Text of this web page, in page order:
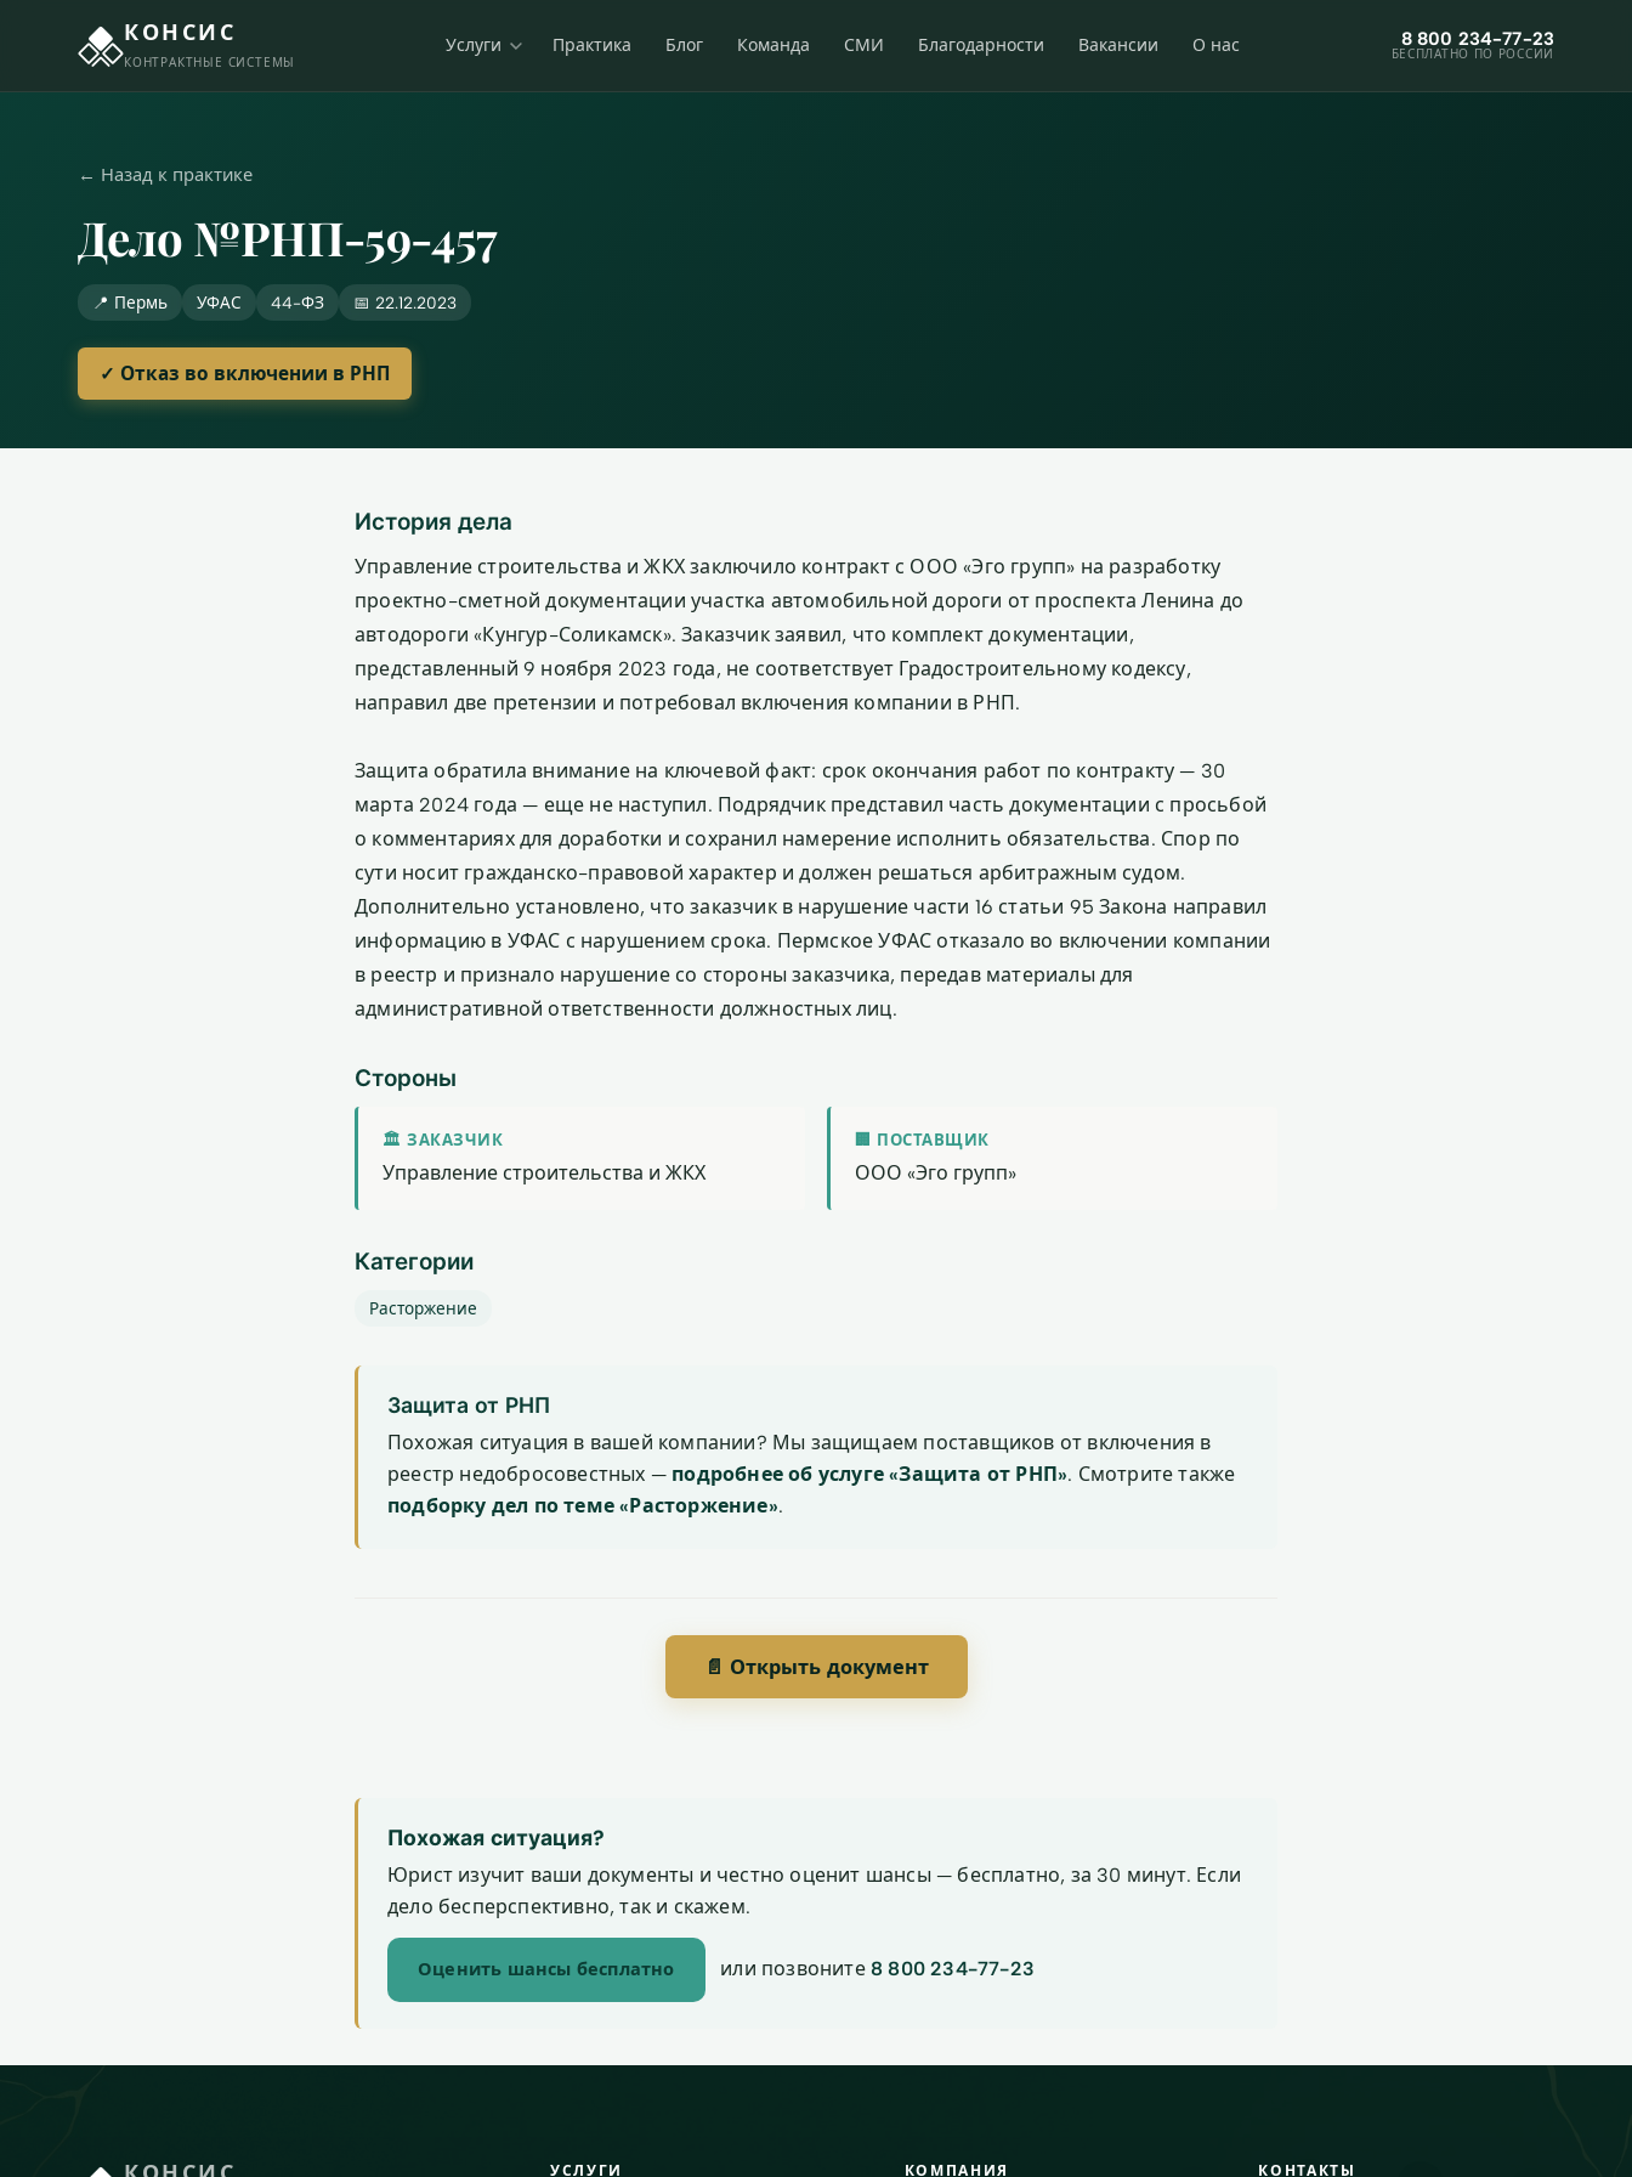
КОНСИС
КОНТРАКТНЫЕ СИСТЕМЫ
Услуги Практика Блог Команда СМИ Благодарности Вакансии О нас 8 800 234-77-23
БЕСПЛАТНО ПО РОССИИ
← Назад к практике
Дело №РНП-59-457
📍 Пермь УФАС 44-ФЗ 📅 22.12.2023
✓ Отказ во включении в РНП
История дела
Управление строительства и ЖКХ заключило контракт с ООО «Эго групп» на разработку
проектно-сметной документации участка автомобильной дороги от проспекта Ленина до
автодороги «Кунгур-Соликамск». Заказчик заявил, что комплект документации,
представленный 9 ноября 2023 года, не соответствует Градостроительному кодексу,
направил две претензии и потребовал включения компании в РНП.
Защита обратила внимание на ключевой факт: срок окончания работ по контракту — 30
марта 2024 года — еще не наступил. Подрядчик представил часть документации с просьбой
о комментариях для доработки и сохранил намерение исполнить обязательства. Спор по
сути носит гражданско-правовой характер и должен решаться арбитражным судом.
Дополнительно установлено, что заказчик в нарушение части 16 статьи 95 Закона направил
информацию в УФАС с нарушением срока. Пермское УФАС отказало во включении компании
в реестр и признало нарушение со стороны заказчика, передав материалы для
административной ответственности должностных лиц.
Стороны
🏛 ЗАКАЗЧИК
Управление строительства и ЖКХ
🏢 ПОСТАВЩИК
ООО «Эго групп»
Категории
Расторжение
Защита от РНП
Похожая ситуация в вашей компании? Мы защищаем поставщиков от включения в
реестр недобросовестных — подробнее об услуге «Защита от РНП». Смотрите также
подборку дел по теме «Расторжение».
📄 Открыть документ
Похожая ситуация?
Юрист изучит ваши документы и честно оценит шансы — бесплатно, за 30 минут. Если
дело бесперспективно, так и скажем.
Оценить шансы бесплатно или позвоните8 800 234-77-23
УСЛУГИ КОМПАНИЯ КОНТАКТЫ